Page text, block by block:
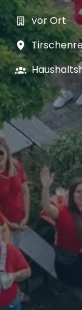
vor Ort